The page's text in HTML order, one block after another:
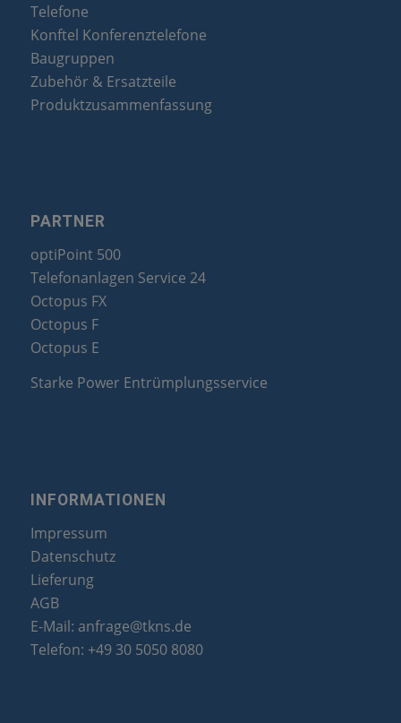
Telefone
Konftel Konferenztelefone
Baugruppen
Zubehör & Ersatzteile
Produktzusammenfassung
PARTNER
optiPoint 500
Telefonanlagen Service 24
Octopus FX
Octopus F
Octopus E
Starke Power Entrümplungsservice
INFORMATIONEN
Impressum
Datenschutz
Lieferung
AGB
E-Mail: anfrage@tkns.de
Telefon: +49 30 5050 8080